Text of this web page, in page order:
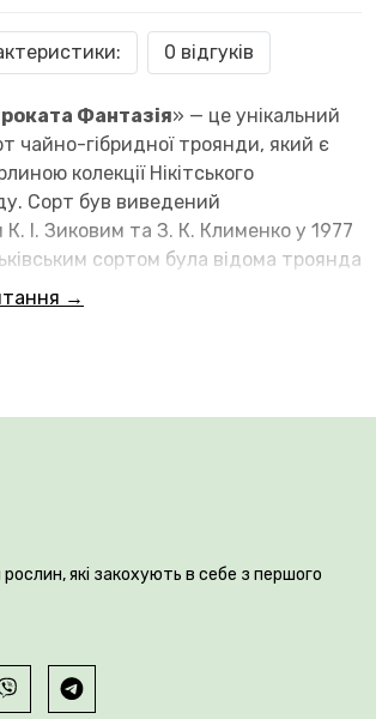
0 відгуків
Фантазія» — це унікальний
чайно-гібридної троянди, який є
колекції Нікітського
Сорт був виведений
К. І. Зиковим та З. К. Клименко у 1977
сортом була відома троянда
троянда створює сильний
→
які закохують в себе з першого